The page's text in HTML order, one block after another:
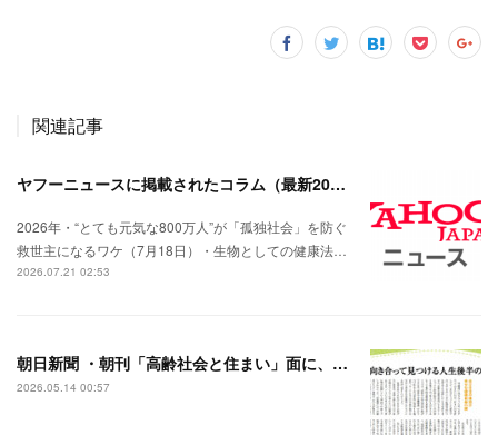
関連記事
ヤフーニュースに掲載されたコラム（最新2026.7月）
2026年・“とても元気な800万人”が「孤独社会」を防ぐ
救世主になるワケ（7月18日）・生物としての健康法…
2026.07.21 02:53
朝日新聞 ・朝刊「高齢社会と住まい」面に、インタビューが掲載されました。
2026.05.14 00:57